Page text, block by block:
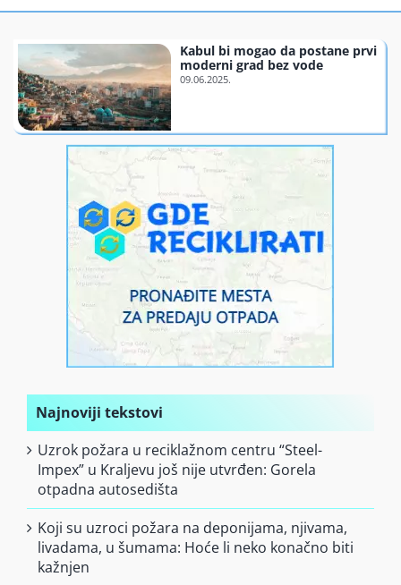
Zelena privreda
Finansiranje
O nama
Kabul bi mogao da postane prvi
moderni grad bez vode
Najnoviji tekstovi
Uzrok požara u reciklažnom centru “Steel-
Impex” u Kraljevu još nije utvrđen: Gorela
otpadna autosedišta
Koji su uzroci požara na deponijama, njivama,
livadama, u šumama: Hoće li neko konačno biti
kažnjen